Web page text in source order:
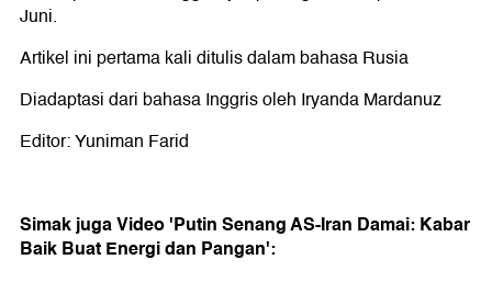
Juni.
Artikel ini pertama kali ditulis dalam bahasa Rusia
Diadaptasi dari bahasa Inggris oleh Iryanda Mardanuz
Editor: Yuniman Farid
Simak juga Video 'Putin Senang AS-Iran Damai: Kabar
Baik Buat Energi dan Pangan':